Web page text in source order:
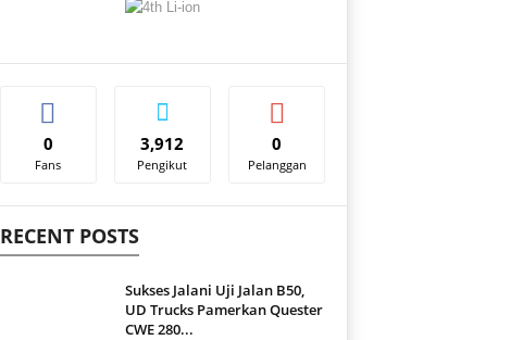
0
Fans
3,912
Pengikut
0
Pelanggan
RECENT POSTS
Sukses Jalani Uji Jalan B50,
UD Trucks Pamerkan Quester
CWE 280...